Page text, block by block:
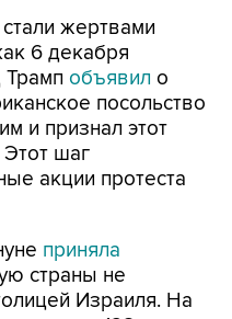
жертвами
6 декабря
объявил о
посольство
и признал этот
шаг
акции протеста
приняла
страны не
Израиля. На